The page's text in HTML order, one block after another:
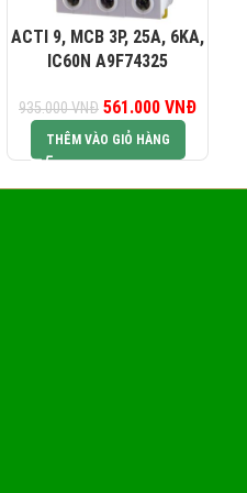
Giá hiện tại là:
924.000 VNĐ.
ACTI 9, MCB 3P, 25A, 6KA,
IC60N A9F74325
935.000VNĐ
Giá gốc là:
935.000 VNĐ.
561.000 VNĐ
THÊM VÀO GIỎ HÀNG